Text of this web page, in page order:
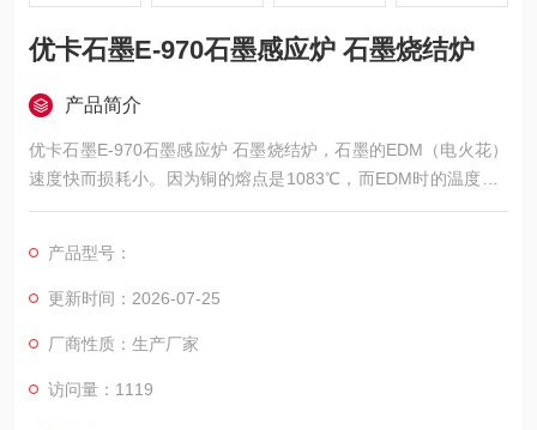
优卡石墨E-970石墨感应炉 石墨烧结炉
产品简介
优卡石墨E-970石墨感应炉 石墨烧结炉，石墨的EDM（电火花）
速度快而损耗小。因为铜的熔点是1083℃，而EDM时的温度在1
100℃，铜电极在EDM后相对容易消耗和磨损。而石墨在3550℃
理论意义上的。从而避免了电极重复加工的次数。
产品型号：
更新时间：2026-07-25
厂商性质：生产厂家
访问量：1119